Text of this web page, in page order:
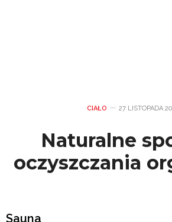
CIAŁO 27 LISTOPADA
Naturalne
oczyszczania
Sauna